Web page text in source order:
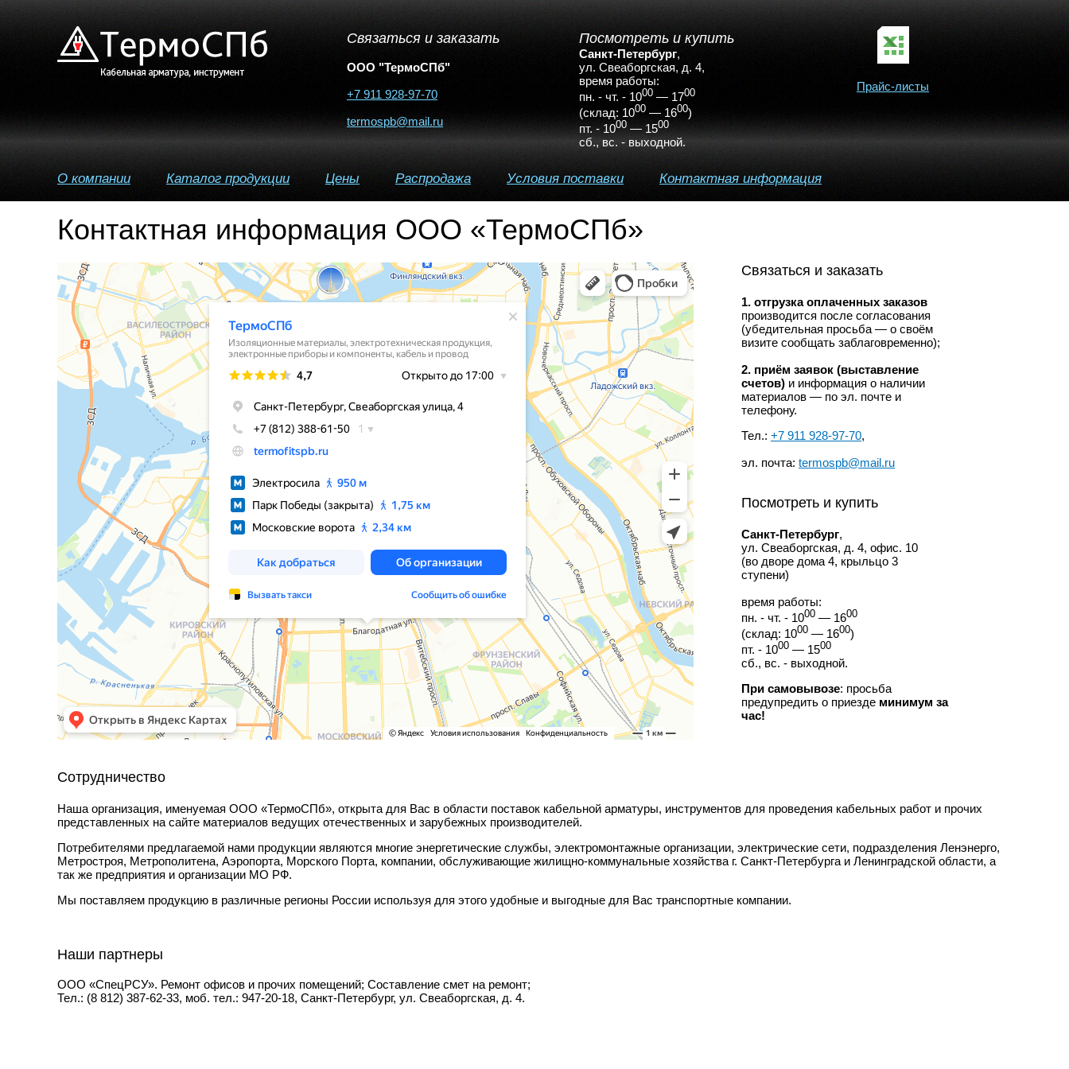
Связаться и заказать
ООО "ТермоСПб"
+7 911 928-97-70
termospb@mail.ru
Посмотреть и купить
Санкт-Петербург,
ул. Свеаборгская, д. 4,
время работы:
пн. - чт. - 1000 — 1700
(склад: 1000 — 1600)
пт. - 1000 — 1500
сб., вс. - выходной.
Прайс-листы
О компании Каталог продукции Цены Распродажа Условия поставки Контактная информация
Контактная информация ООО «ТермоСПб»
Связаться и заказать
1. отгрузка оплаченных заказов
производится после согласования
(убедительная просьба — о своём
визите сообщать заблаговременно);
2. приём заявок (выставление
счетов) и информация о наличии
материалов — по эл. почте и
телефону.
Тел.: +7 911 928-97-70,
эл. почта: termospb@mail.ru
Посмотреть и купить
Санкт-Петербург,
ул. Свеаборгская, д. 4, офис. 10
(во дворе дома 4, крыльцо 3
ступени)
время работы:
пн. - чт. - 1000 — 1600
(склад: 1000 — 1600)
пт. - 1000 — 1500
сб., вс. - выходной.
При самовывозе: просьба
предупредить о приезде минимум за
час!
Сотрудничество
Наша организация, именуемая ООО «ТермоСПб», открыта для Вас в области поставок кабельной арматуры, инструментов для проведения кабельных работ и прочих
представленных на сайте материалов ведущих отечественных и зарубежных производителей.
Потребителями предлагаемой нами продукции являются многие энергетические службы, электромонтажные организации, электрические сети, подразделения Ленэнерго,
Метростроя, Метрополитена, Аэропорта, Морского Порта, компании, обслуживающие жилищно-коммунальные хозяйства г. Санкт-Петербурга и Ленинградской области, а
так же предприятия и организации МО РФ.
Мы поставляем продукцию в различные регионы России используя для этого удобные и выгодные для Вас транспортные компании.
Наши партнеры
ООО «СпецРСУ». Ремонт офисов и прочих помещений; Составление смет на ремонт;
Тел.: (8 812) 387-62-33, моб. тел.: 947-20-18, Санкт-Петербург, ул. Свеаборгская, д. 4.